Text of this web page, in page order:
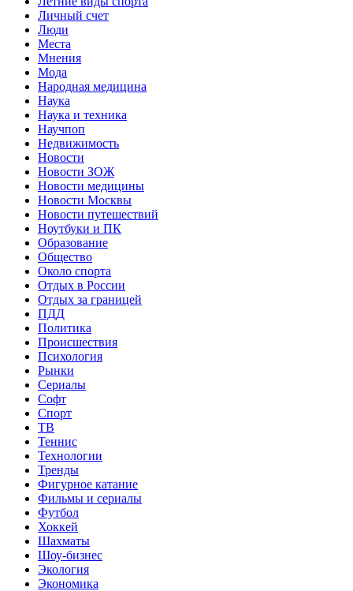
Личный счет
Люди
Места
Мнения
Мода
Народная медицина
Наука
Наука и техника
Научпоп
Недвижимость
Новости
Новости ЗОЖ
Новости медицины
Новости Москвы
Новости путешествий
Ноутбуки и ПК
Образование
Общество
Около спорта
Отдых в России
Отдых за границей
ПДД
Политика
Происшествия
Психология
Рынки
Сериалы
Софт
Спорт
ТВ
Теннис
Технологии
Тренды
Фигурное катание
Фильмы и сериалы
Футбол
Хоккей
Шахматы
Шоу-бизнес
Экология
Экономика